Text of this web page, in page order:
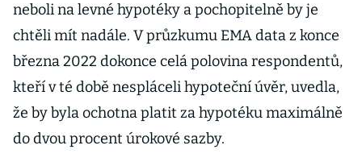
neboli na levné hypotéky a pochopitelně by je
chtěli mít nadále. V průzkumu EMA data z konce
března 2022 dokonce celá polovina respondentů,
kteří v té době nespláceli hypoteční úvěr, uvedla,
že by byla ochotna platit za hypotéku maximálně
do dvou procent úrokové sazby.